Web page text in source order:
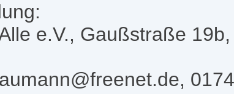
e.V., Gaußstraße